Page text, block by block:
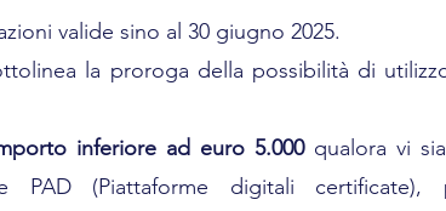
valide sino al 30 giugno 2025.
la proroga della possibilità di
inferiore ad euro 5.000 qualora vi
(Piattaforme digitali certificate),